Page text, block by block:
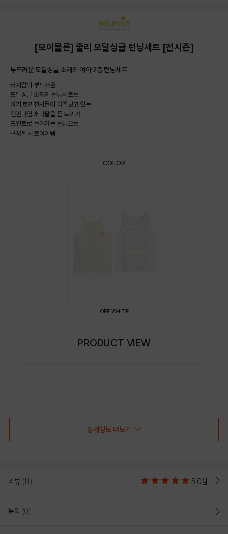
[모이몰른] 줄리 모달싱글 런닝세트 [전시즌]
부드러운 모달싱글 소재의 여아 2종 런닝세트
터치감이 부드러운
모달싱글 소재의 런닝세트로
아기 토끼천사들이 마주보고 있는
전판나염과 나팔을 든 토끼가
포인트로 들어가는 런닝으로
구성된 세트아이템
COLOR
OFF WHITE
PRODUCT VIEW
상세정보 더보기
리뷰 (11) 5.0점
문의 (0)